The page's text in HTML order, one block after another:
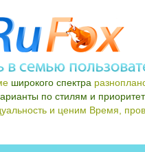
широкого спектра
по стилям и
и ценим Время,